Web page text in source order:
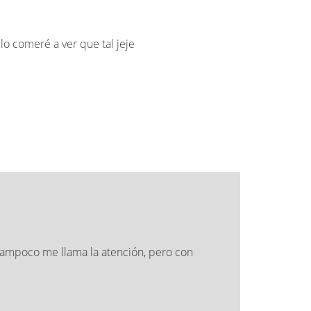
comeré a ver que tal jeje
me llama la atención, pero con